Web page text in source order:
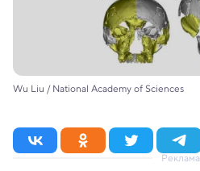
Wu Liu / National Academy of Sciences
Реклама